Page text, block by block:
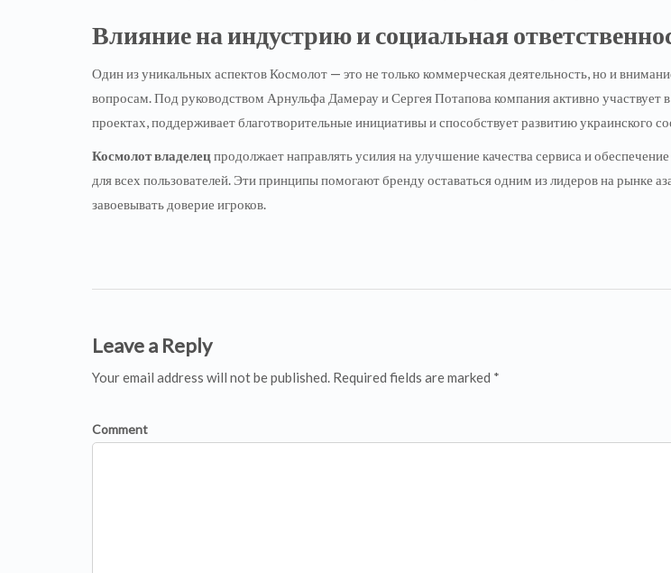
Влияние на индустрию и социальная
Один из уникальных аспектов Космолот — это не только коммерческая деятельность, но и
вопросам. Под руководством Арнульфа Дамерау и Сергея Потапова компания активно участвует
проектах, поддерживает благотворительные инициативы и способствует развитию украинского
Космолот владелец продолжает направлять усилия на улучшение качества сервиса и
для всех пользователей. Эти принципы помогают бренду оставаться одним из лидеров на рынке
завоевывать доверие игроков.
Leave a Reply
Your email address will not be published. Required fields are marked *
Comment